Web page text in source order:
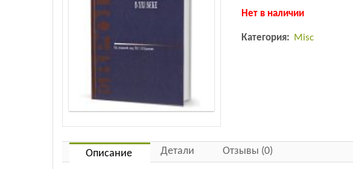
Нет в наличии
Категория: Misc
Описание Детали Отзывы (0)